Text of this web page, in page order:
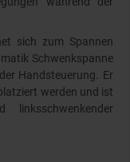
sich zum Spannen
Schwenkspanne
Handsteuerung. Er
werden und ist